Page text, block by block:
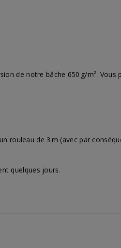
de notre bâche 650 g/m². Vous
rouleau de 3 m (avec par
quelques jours.